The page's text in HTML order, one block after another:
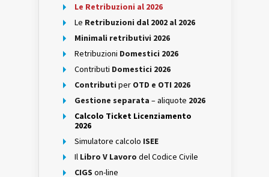
Le Retribuzioni al 2026
Le Retribuzioni dal 2002 al 2026
Minimali retributivi 2026
Retribuzioni Domestici 2026
Contributi Domestici 2026
Contributi per OTD e OTI 2026
Gestione separata – aliquote 2026
Calcolo Ticket Licenziamento
2026
Simulatore calcolo ISEE
Il Libro V Lavoro del Codice Civile
CIGS on-line